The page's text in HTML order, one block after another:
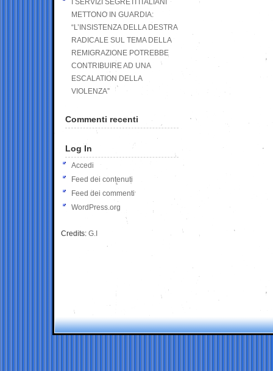
I SERVIZI SEGRETI ITALIANI
METTONO IN GUARDIA:
“L’INSISTENZA DELLA DESTRA
RADICALE SUL TEMA DELLA
REMIGRAZIONE POTREBBE
CONTRIBUIRE AD UNA
ESCALATION DELLA
VIOLENZA”
Commenti recenti
Log In
Accedi
Feed dei contenuti
Feed dei commenti
WordPress.org
Credits: G.I